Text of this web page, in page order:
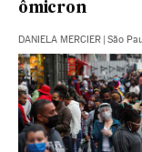
ômicron
DANIELA MERCIER | São